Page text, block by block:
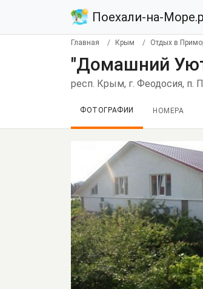
Поехали-на-
Главная Крым Отдых в
"Домашний
респ. Крым, г. Феодосия, п.
ФОТОГРАФИИ НОМЕРА